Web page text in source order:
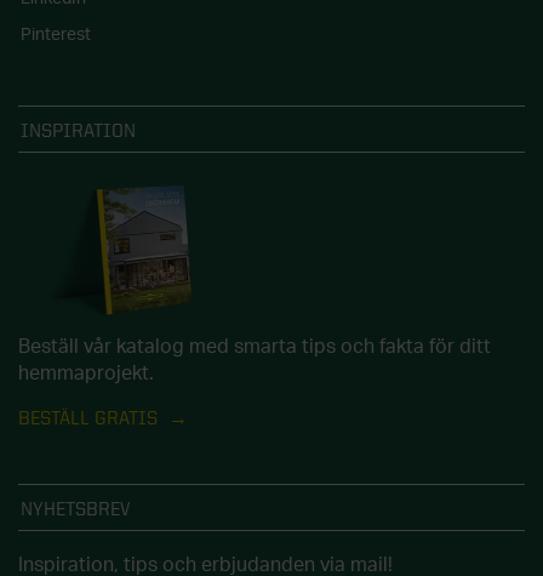
Pinterest
INSPIRATION
Beställ vår katalog med smarta tips och fakta för ditt
hemmaprojekt.
BESTÄLL GRATIS
NYHETSBREV
Inspiration, tips och erbjudanden via mail!